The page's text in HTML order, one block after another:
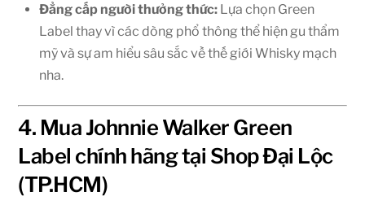
Đẳng cấp người thưởng thức: Lựa chọn Green
Label thay vì các dòng phổ thông thể hiện gu thẩm
mỹ và sự am hiểu sâu sắc về thế giới Whisky mạch
nha.
4. Mua Johnnie Walker Green
Label chính hãng tại Shop Đại Lộc
(TP.HCM)